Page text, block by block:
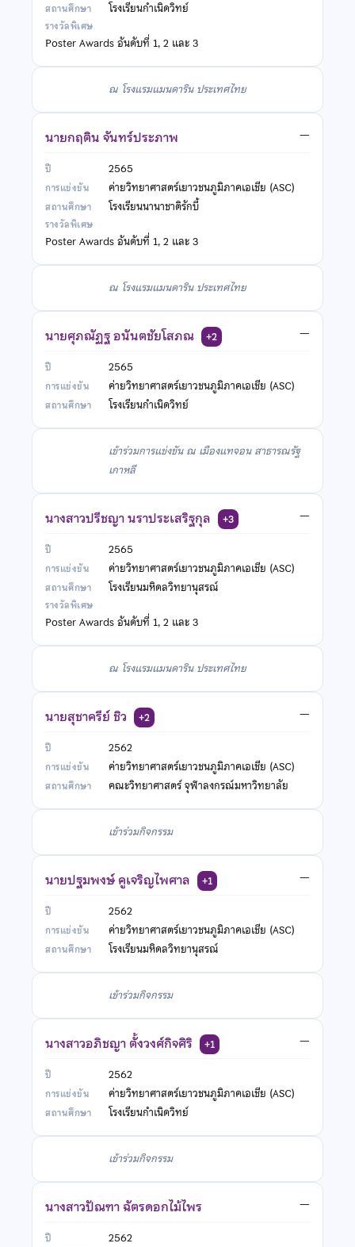
โรงเรียนกำเนิดวิทย์
Poster Awards อันดับที่ 1, 2 และ 3
ณ โรงแรมแมนดาริน ประเทศไทย
นายกฤติน จันทร์ประภาพ
2565
ค่ายวิทยาศาสตร์เยาวชนภูมิภาคเอเชีย (ASC)
—
โรงเรียนนานาชาติรักบี้
Poster Awards อันดับที่ 1, 2 และ 3
ณ โรงแรมแมนดาริน ประเทศไทย
นายศุภณัฏฐ อนันตชัยโสภณ +2
2565
ค่ายวิทยาศาสตร์เยาวชนภูมิภาคเอเชีย (ASC)
—
โรงเรียนกำเนิดวิทย์
เข้าร่วมการแข่งขัน ณ เมืองแทจอน สาธารณรัฐ
เกาหลี
นางสาวปรีชญา นราประเสริฐกุล +3
2565
ค่ายวิทยาศาสตร์เยาวชนภูมิภาคเอเชีย (ASC)
—
โรงเรียนมหิดลวิทยานุสรณ์
Poster Awards อันดับที่ 1, 2 และ 3
ณ โรงแรมแมนดาริน ประเทศไทย
นายสุชาครีย์ ชิว +2
2562
ค่ายวิทยาศาสตร์เยาวชนภูมิภาคเอเชีย (ASC)
—
คณะวิทยาศาสตร์ จุฬาลงกรณ์มหาวิทยาลัย
เข้าร่วมกิจกรรม
นายปฐมพงษ์ คูเจริญไพศาล +1
2562
ค่ายวิทยาศาสตร์เยาวชนภูมิภาคเอเชีย (ASC)
—
โรงเรียนมหิดลวิทยานุสรณ์
เข้าร่วมกิจกรรม
นางสาวอภิชญา ตั้งวงศ์กิจศิริ +1
2562
ค่ายวิทยาศาสตร์เยาวชนภูมิภาคเอเชีย (ASC)
—
โรงเรียนกำเนิดวิทย์
เข้าร่วมกิจกรรม
นางสาวปัณฑา ฉัตรดอกไม้ไพร
2562
—